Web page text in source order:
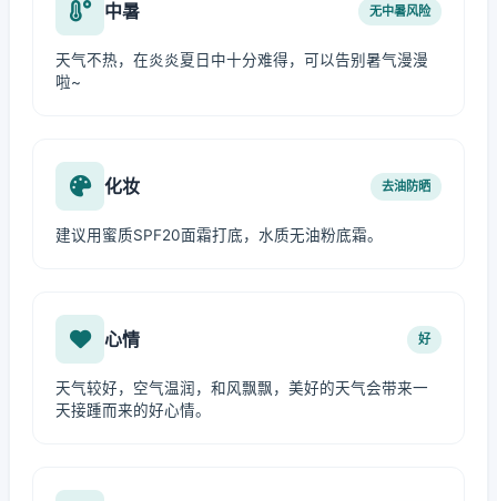
中暑 无中暑风险
天气不热，在炎炎夏日中十分难得，可以告别暑气漫漫
啦~
化妆 去油防晒
建议用蜜质SPF20面霜打底，水质无油粉底霜。
心情 好
天气较好，空气温润，和风飘飘，美好的天气会带来一
天接踵而来的好心情。